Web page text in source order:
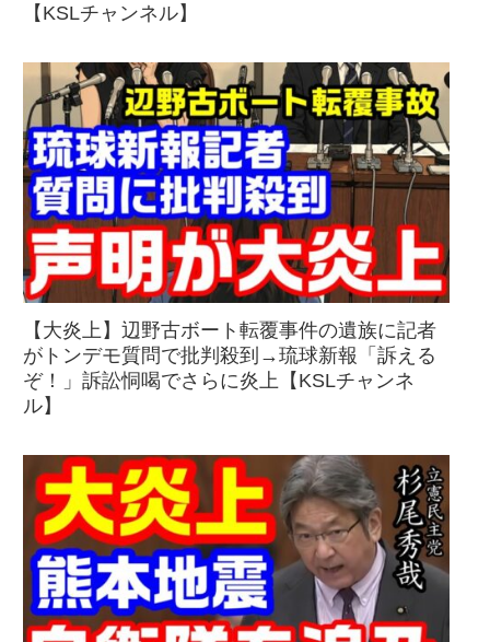
【KSLチャンネル】
【大炎上】辺野古ボート転覆事件の遺族に記者
がトンデモ質問で批判殺到→琉球新報「訴える
ぞ！」訴訟恫喝でさらに炎上【KSLチャンネ
ル】